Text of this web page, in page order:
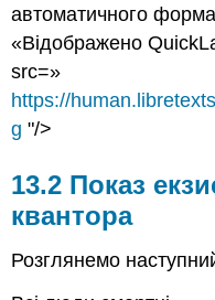
автоматичного
«Відображено
src=»
https://
g "/>
13.2 Показ
квантора
Розглянемо